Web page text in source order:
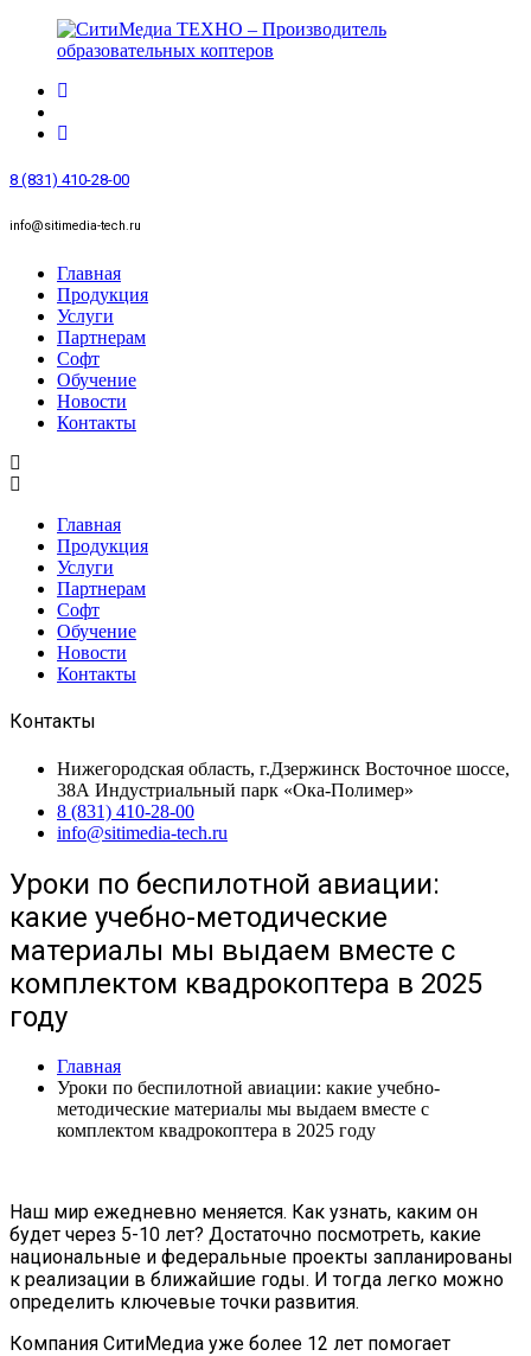
8 (831) 410-28-00
info@sitimedia-tech.ru
Главная
Продукция
Услуги
Партнерам
Софт
Обучение
Новости
Контакты
Главная
Продукция
Услуги
Партнерам
Софт
Обучение
Новости
Контакты
Контакты
Нижегородская область, г.Дзержинск Восточное шоссе,
38А Индустриальный парк «Ока-Полимер»
8 (831) 410-28-00
info@sitimedia-tech.ru
Уроки по беспилотной авиации:
какие учебно-методические
материалы мы выдаем вместе с
комплектом квадрокоптера в 2025
году
Главная
Уроки по беспилотной авиации: какие учебно-
методические материалы мы выдаем вместе с
комплектом квадрокоптера в 2025 году
Наш мир ежедневно меняется. Как узнать, каким он
будет через 5-10 лет? Достаточно посмотреть, какие
национальные и федеральные проекты запланированы
к реализации в ближайшие годы. И тогда легко можно
определить ключевые точки развития.
Компания СитиМедиа уже более 12 лет помогает